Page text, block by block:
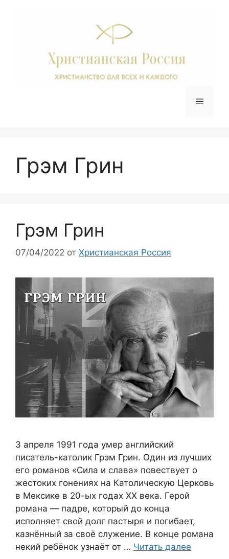
Меню
Грэм Грин
Грэм Грин
07/04/2022 от Христианская Россия
3 апреля 1991 года умер английский
писатель-католик Грэм Грин. Один из лучших
его романов «Сила и слава» повествует о
жестоких гонениях на Католическую Церковь
в Мексике в 20-ых годах XX века. Герой
романа — падре, который до конца
исполняет свой долг пастыря и погибает,
казнённый за своё служение. В конце романа
некий ребёнок узнаёт от … Читать далее